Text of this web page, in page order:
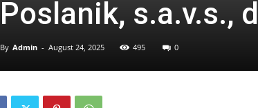
Poslanik, s.a.v.s.,
By Admin - August 24, 2025 495 0